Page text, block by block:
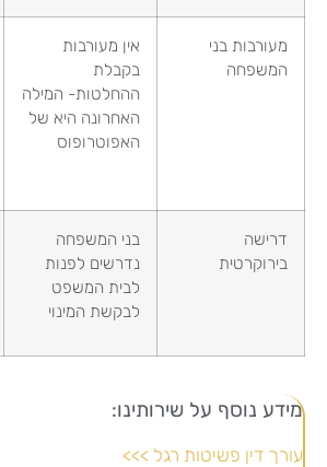
מעורבות בני
המשפחה
אין מעורבות
בקבלת
ההחלטות- המילה
האחרונה היא של
האפוטרופוס
דרישה
בירוקרטית
בני המשפחה
נדרשים לפנות
לבית המשפט
לבקשת המינוי
מידע נוסף על שירותינו:
עורך דין פשיטות רגל >>>